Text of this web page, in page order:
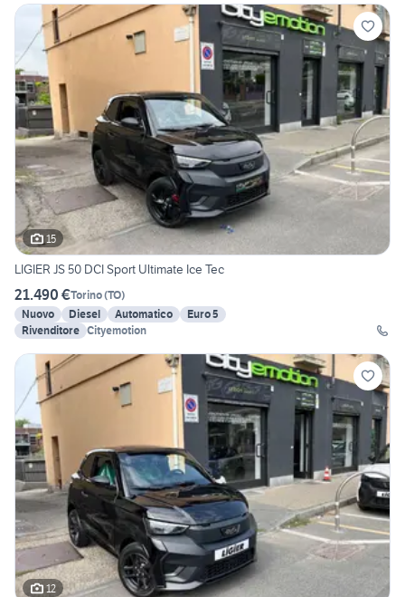
15
LIGIER JS 50 DCI Sport Ultimate Ice Tec
21.490 €Torino(TO)
Nuovo
Diesel Automatico
Euro 5
Rivenditore Cityemotion
12